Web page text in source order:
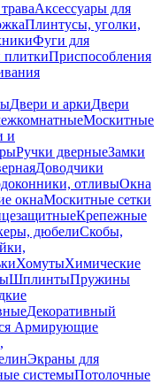
Аксессуары для
Плинтусы, уголки,
Фуги для
Приспособления
Двери и аркиДвери
Москитные
и
Ручки дверныеЗамки
Доводчики
отливыОкна
окнаМоскитные сетки
Крепежные
дюбелиСкобы,
ХомутыХимические
ШплинтыПружины
Декоративный
Армирующие
Экраны для
системыПотолочные